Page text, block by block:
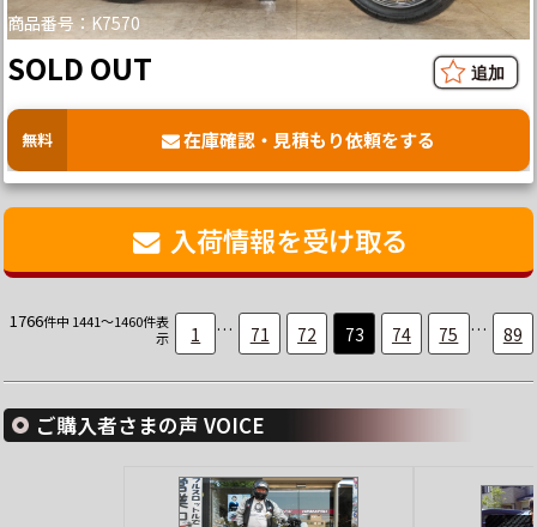
商品番号：K7570
SOLD OUT
無料 在庫確認・見積もり依頼をする
入荷情報を受け取る
1766件中 1441～1460件表
示
1 … 71 72 73 74 75 … 89
ご購入者さまの声 VOICE